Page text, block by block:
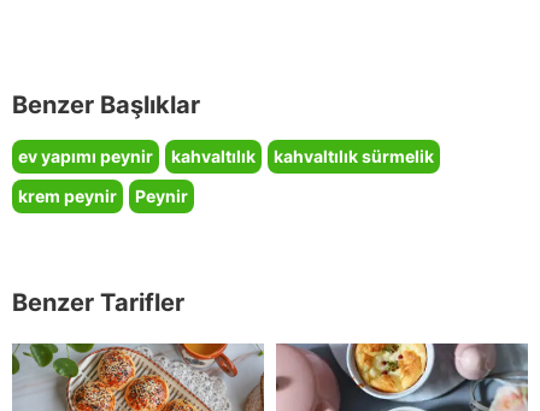
Benzer Başlıklar
ev yapımı peynir kahvaltılık
kahvaltılık sürmelik
krem peynir
Peynir
Benzer Tarifler